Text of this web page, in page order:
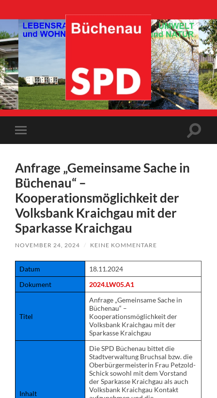
SPD-
Büchenau
Mobile-
Menü
Anfrage „Gemeinsame Sache in
Büchenau“ –
Kooperationsmöglichkeit der
Volksbank Kraichgau mit der
Sparkasse Kraichgau
NOVEMBER 24, 2024 / KEINE KOMMENTARE
Datum
18.11.2024
Dokument
2024.LW05.A1
Titel
Anfrage „Gemeinsame Sache in
Büchenau“ –
Kooperationsmöglichkeit der
Volksbank Kraichgau mit der
Sparkasse Kraichgau
Inhalt
Die SPD Büchenau bittet die
Stadtverwaltung Bruchsal bzw. die
Oberbürgermeisterin Frau Petzold-
Schick sowohl mit dem Vorstand
der Sparkasse Kraichgau als auch
Volksbank Kraichgau Kontakt